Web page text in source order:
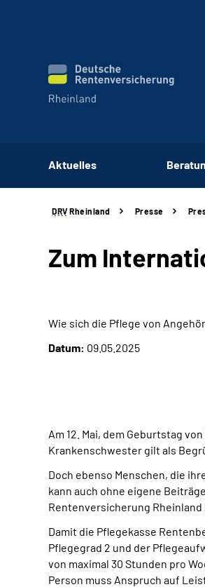
Aktuelles
DRV Rheinland Presse
Zum
Wie sich die Pflege von
Datum: 09.05.2025
Am 12. Mai, dem Geburtstag
Krankenschwester gilt als
Doch ebenso Menschen, die
kann auch ohne eigene
Rentenversicherung Rheinland
Damit die Pflegekasse
Pflegegrad 2 und der
von maximal 30 Stunden pro
Person muss Anspruch auf